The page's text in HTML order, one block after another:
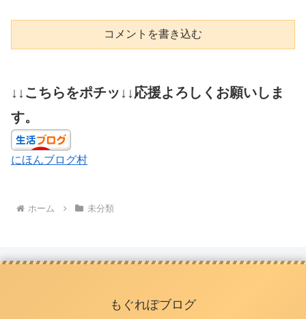
コメントを書き込む
↓↓こちらをポチッ↓↓応援よろしくお願いしま
す。
にほんブログ村
ホーム 未分類
もぐれぽブログ